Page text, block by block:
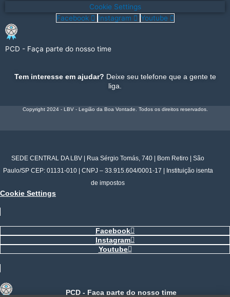
Cookie Settings
Facebook
Instagram Youtube
PCD - Faça parte do nosso time
Tem interesse em ajudar? Deixe seu telefone que a gente te
liga.
Copyright 2024 - LBV - Legião da Boa Vontade. Todos os direitos reservados.
SEDE CENTRAL DA LBV | Rua Sérgio Tomás, 740 | Bom Retiro | São
Paulo/SP CEP: 01131-010 | CNPJ – 33.915.604/0001-17 | Instituição isenta
de impostos
Cookie Settings
Facebook
Instagram
Youtube
PCD - Faça parte do nosso time